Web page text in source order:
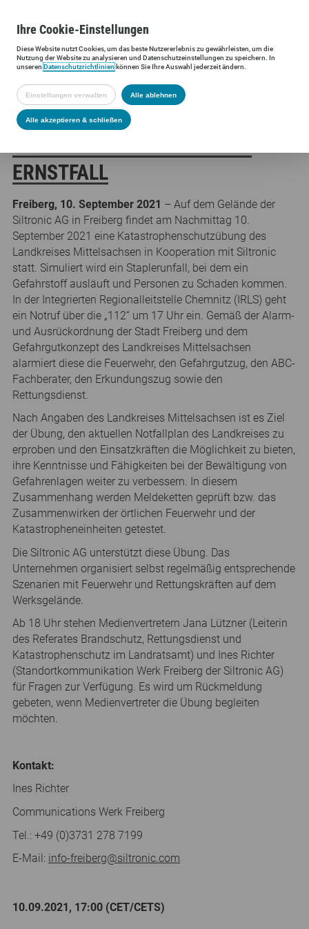
Siltronic AG Presse Presseinformationen
KATASTROPHENSCHUTZ ÜBT BEI
ERNSTFALL
Freiberg, 10. September 2021 – Auf dem Gelände der
Siltronic AG in Freiberg findet am Nachmittag 10.
September 2021 eine Katastrophenschutzübung des
Landkreises Mittelsachsen in Kooperation mit Siltronic
statt. Simuliert wird ein Staplerunfall, bei dem ein
Gefahrstoff ausläuft und Personen zu Schaden kommen.
In der Integrierten Regionalleitstelle Chemnitz (IRLS) geht
ein Notruf über die „112“ um 17 Uhr ein. Gemäß der Alarm-
und Ausrückordnung der Stadt Freiberg und dem
Gefahrgutkonzept des Landkreises Mittelsachsen
alarmiert diese die Feuerwehr, den Gefahrgutzug, den ABC-
Fachberater, den Erkundungszug sowie den
Rettungsdienst.
Nach Angaben des Landkreises Mittelsachsen ist es Ziel
der Übung, den aktuellen Notfallplan des Landkreises zu
erproben und den Einsatzkräften die Möglichkeit zu bieten,
ihre Kenntnisse und Fähigkeiten bei der Bewältigung von
Gefahrenlagen weiter zu verbessern. In diesem
Zusammenhang werden Meldeketten geprüft bzw. das
Zusammenwirken der örtlichen Feuerwehr und der
Katastropheneinheiten getestet.
Die Siltronic AG unterstützt diese Übung. Das
Unternehmen organisiert selbst regelmäßig entsprechende
Szenarien mit Feuerwehr und Rettungskräften auf dem
Werksgelände.
Ab 18 Uhr stehen Medienvertretern Jana Lützner (Leiterin
des Referates Brandschutz, Rettungsdienst und
Katastrophenschutz im Landratsamt) und Ines Richter
(Standortkommunikation Werk Freiberg der Siltronic AG)
für Fragen zur Verfügung. Es wird um Rückmeldung
gebeten, wenn Medienvertreter die Übung begleiten
möchten.
Kontakt:
Ines Richter
Communications Werk Freiberg
Tel.: +49 (0)3731 278 7199
E-Mail: info-freiberg@siltronic.com
10.09.2021, 17:00 (CET/CETS)
IhreCookie-Einstellungen
DieseWebsitenutzt Cookies, um das beste Nutzererlebnis zu gewährleisten, um die
Nutzung derWebsitezu analysieren und Datenschutzeinstellungen zu speichern. In
unserenDatenschutzrichtlinienkönnen Sie Ihre Auswahl jederzeit ändern.
Einstellungen verwalten Alle ablehnen
Alle akzeptieren & schließen